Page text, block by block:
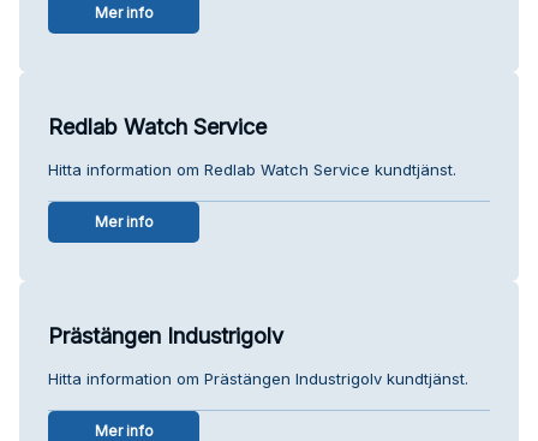
Mer info
Redlab Watch Service
Hitta information om Redlab Watch Service kundtjänst.
Mer info
Prästängen Industrigolv
Hitta information om Prästängen Industrigolv kundtjänst.
Mer info